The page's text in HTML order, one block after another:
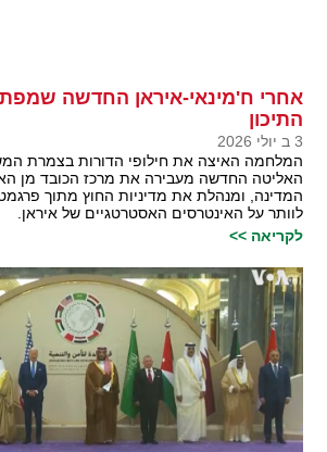
אחרי ח'מינאי-איראן החדשה
התיכון
3 ב יולי 2026
המלחמה האיצה את חילופי הדורות בצמרת
האליטה החדשה מעבירה את מרכז הכובד מן
המדינה, ומנהלת את מדיניות החוץ מתוך
לוותר על האינטרסים האסטרטגיים של איראן.
לקריאה >>